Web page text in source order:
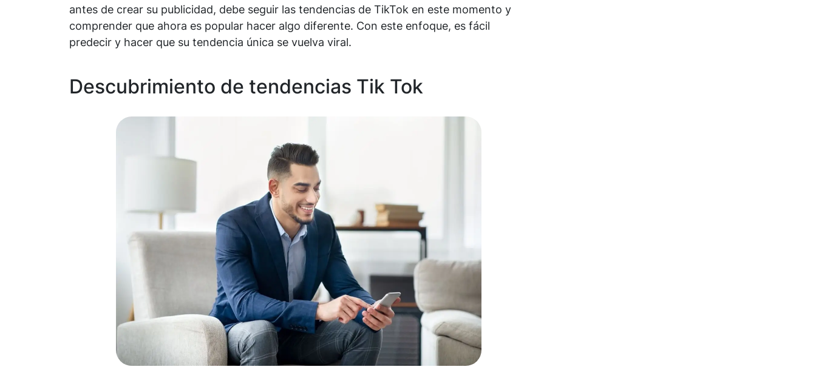
antes de crear su publicidad, debe seguir las tendencias de TikTok en este momento y
comprender que ahora es popular hacer algo diferente. Con este enfoque, es fácil
predecir y hacer que su tendencia única se vuelva viral.
Descubrimiento de tendencias Tik Tok